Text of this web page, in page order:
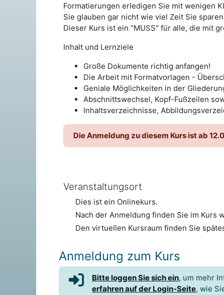
Formatierungen erledigen Sie mit wenigen
Sie glauben gar nicht wie viel Zeit Sie
Dieser Kurs ist ein "MUSS" für alle, die mit
Inhalt und Lernziele
Große Dokumente richtig anfangen!
Die Arbeit mit Formatvorlagen -
Geniale Möglichkeiten in der
Abschnittswechsel, Kopf-Fußzeilen
Inhaltsverzeichnisse,
Die Anmeldung zu diesem Kurs ist ab
Veranstaltungsort
Dies ist ein Onlinekurs.
Nach der Anmeldung finden Sie im Kurs
Den virtuellen Kursraum finden Sie
Anmeldung zum Kurs
Bitte loggen Sie sich ein, um mehr
erfahren auf der Login-Seite, wie